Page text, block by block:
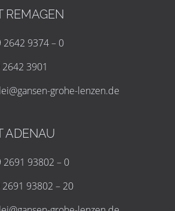
REMAGEN
2642 9374 – 0
3901
lei@gansen-grohe-lenzen.de
ADENAU
2691 93802 – 0
93802 – 20